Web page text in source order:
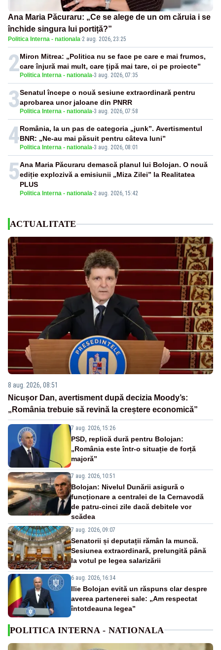
Ana Maria Păcuraru: „Ce se alege de un om căruia i se
închide singura lui portiță?”
Politica Interna - nationala·2 aug. 2026, 23:25
2 Politica Interna - nationala-3 aug. 2026, 07:35
Miron Mitrea: „Politica nu se face pe care e mai frumos,
care înjură mai mult, care țipă mai tare, ci pe proiecte”
3 Politica Interna - nationala-3 aug. 2026, 07:58
Senatul începe o nouă sesiune extraordinară pentru
aprobarea unor jaloane din PNRR
4 Politica Interna - nationala-3 aug. 2026, 08:01
România, la un pas de categoria „junk”. Avertismentul
BNR: „Ne-au mai păsuit pentru câteva luni”
5
Politica Interna - nationala-2 aug. 2026, 15:42
Ana Maria Păcuraru demască planul lui Bolojan. O nouă
ediție explozivă a emisiunii „Miza Zilei” la Realitatea
PLUS
ACTUALITATE
8 aug. 2026, 08:51
Nicușor Dan, avertisment după decizia Moody’s:
„România trebuie să revină la creștere economică”
7 aug. 2026, 15:26
PSD, replică dură pentru Bolojan:
„România este într-o situație de forță
majoră”
7 aug. 2026, 10:51
Bolojan: Nivelul Dunării asigură o
funcționare a centralei de la Cernavodă
de patru-cinci zile dacă debitele vor
scădea
7 aug. 2026, 09:07
Senatorii și deputații rămân la muncă.
Sesiunea extraordinară, prelungită până
la votul pe legea salarizării
6 aug. 2026, 16:34
Ilie Bolojan evită un răspuns clar despre
averea partenerei sale: „Am respectat
întotdeauna legea”
POLITICA INTERNA - NATIONALA